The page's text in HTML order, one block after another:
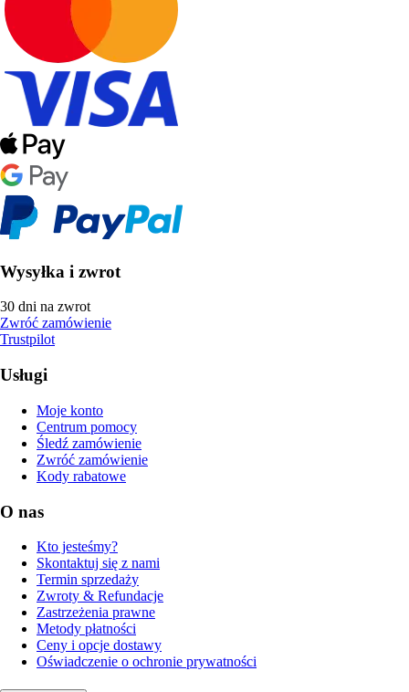
Wysyłka i zwrot
30 dni na zwrot
Zwróć zamówienie
Trustpilot
Usługi
Moje konto
Centrum pomocy
Śledź zamówienie
Zwróć zamówienie
Kody rabatowe
O nas
Kto jesteśmy?
Skontaktuj się z nami
Termin sprzedaży
Zwroty & Refundacje
Zastrzeżenia prawne
Metody płatności
Ceny i opcje dostawy
Oświadczenie o ochronie prywatności